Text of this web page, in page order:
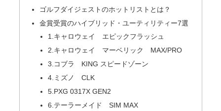
ゴルフダイジェストのホットリストとは？
金賞受賞のハイブリッド・ユーティリティー7選
1.キャロウェイ エピックフラッシュ
2.キャロウェイ マーベリック MAX/PRO
3.コブラ KING スピードゾーン
4.ミズノ CLK
5.PXG 0317X GEN2
6.テーラーメイド SIM MAX